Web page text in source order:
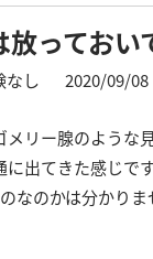
っておい
なし 2020/09/08
メリー腺のような
に出てきた感じで
なのかは分かり